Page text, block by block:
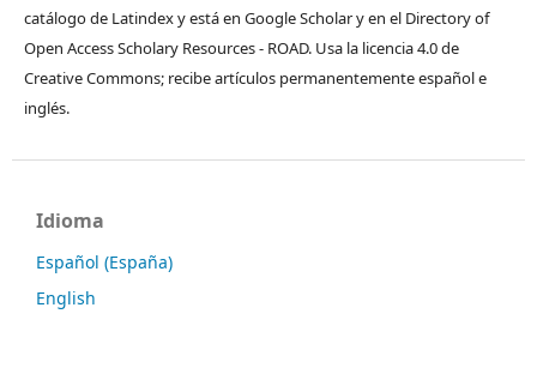
catálogo de Latindex y está en Google Scholar y en el Directory of
Open Access Scholary Resources - ROAD. Usa la licencia 4.0 de
Creative Commons; recibe artículos permanentemente español e
inglés.
Idioma
Español (España)
English